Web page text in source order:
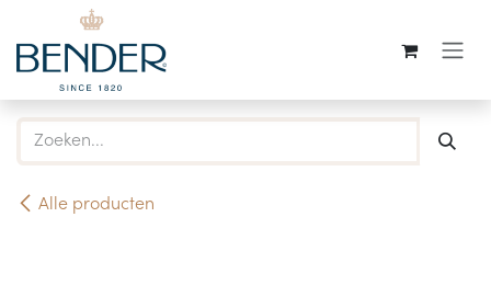
Overslaan naar inhoud
Alle producten